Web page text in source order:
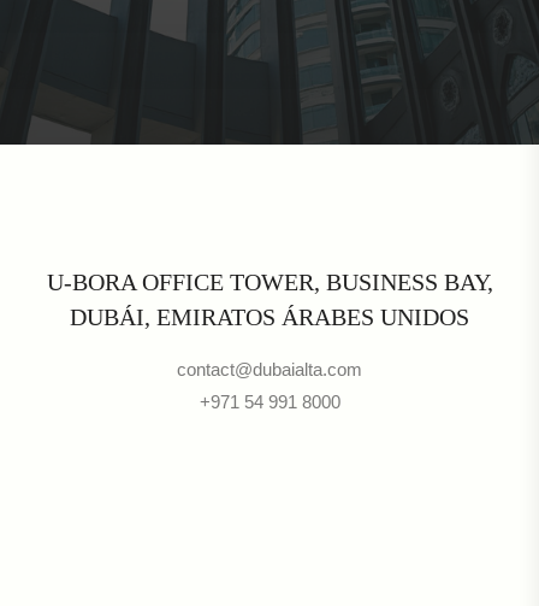
U-BORA OFFICE TOWER, BUSINESS BAY,
DUBÁI, EMIRATOS ÁRABES UNIDOS
contact@dubaialta.com
+971 54 991 8000